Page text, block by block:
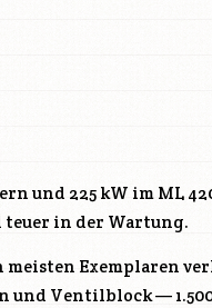
und 225 kW im ML
teuer in der Wartung.
Exemplaren
Ventilblock —